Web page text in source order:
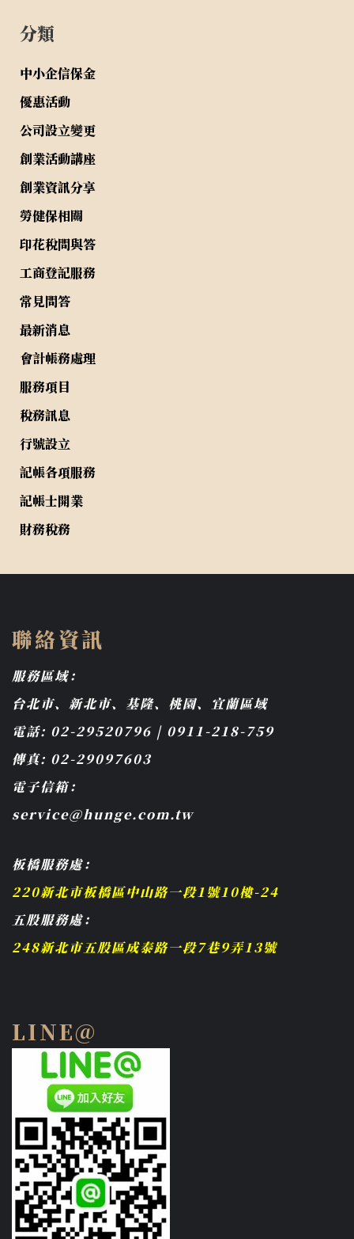
分類
中小企信保金
優惠活動
公司設立變更
創業活動講座
創業資訊分享
勞健保相關
印花稅問與答
工商登記服務
常見問答
最新消息
會計帳務處理
服務項目
稅務訊息
行號設立
記帳各項服務
記帳士開業
財務稅務
聯絡資訊
服務區域：
台北市、新北市、基隆、桃園、宜蘭區域
電話: 02-29520796 | 0911-218-759
傳真: 02-29097603
電子信箱：
service@hunge.com.tw
板橋服務處：
220新北市板橋區中山路一段1號10樓-24
五股服務處：
248新北市五股區成泰路一段7巷9弄13號
LINE@